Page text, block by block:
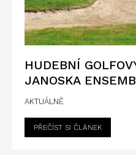
HUDEBNÍ
JANOSKA
AKTUÁLNĚ
PŘEČÍST SI ČLÁNEK